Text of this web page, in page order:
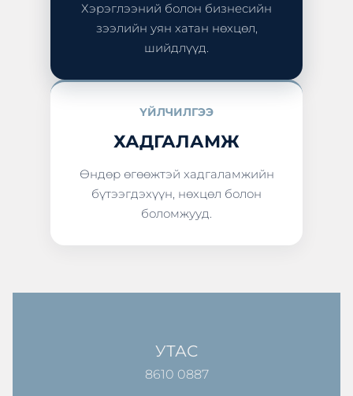
Хэрэглээний болон бизнесийн
зээлийн уян хатан нөхцөл,
шийдлүүд.
ҮЙЛЧИЛГЭЭ
ХАДГАЛАМЖ
Өндөр өгөөжтэй хадгаламжийн
бүтээгдэхүүн, нөхцөл болон
боломжууд.
УТАС
8610 0887